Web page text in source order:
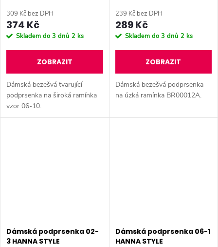
309 Kč bez DPH
374 Kč
Skladem do 3 dnů 2 ks
ZOBRAZIT
Dámská bezešvá tvarující
podprsenka na široká ramínka
vzor 06-10.
239 Kč bez DPH
289 Kč
Skladem do 3 dnů 2 ks
ZOBRAZIT
Dámská bezešvá podprsenka
na úzká ramínka BR00012A.
Dámská podprsenka 02-
3 HANNA STYLE
Dámská podprsenka 06-1
HANNA STYLE